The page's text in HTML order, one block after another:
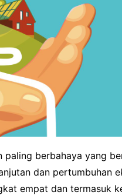
paling berbahaya yang
dan pertumbuhan
empat dan termasuk